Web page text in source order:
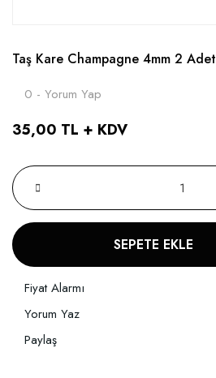
Taş Kare Champagne 4mm 2 Adet
0 - Yorum Yap
35,00 TL + KDV
SEPETE EKLE
Fiyat Alarmı
Yorum Yaz
Paylaş